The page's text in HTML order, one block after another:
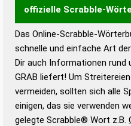
offizielle Scrabble-
Wortwurzel liefert mit
Wortanalyse-Algorithmus
Wortbedeutung,
Gültigkeit eines Wortes
bestimmen!
zugelassene
Wörterbücher sind:
Das Online-Scrabble-
schnelle und einfache Art
Dir auch Informationen rund
GRAB liefert! Um
vermeiden, sollten sich alle
einigen, das sie verwenden
gelegte Scrabble® Wort z.B.